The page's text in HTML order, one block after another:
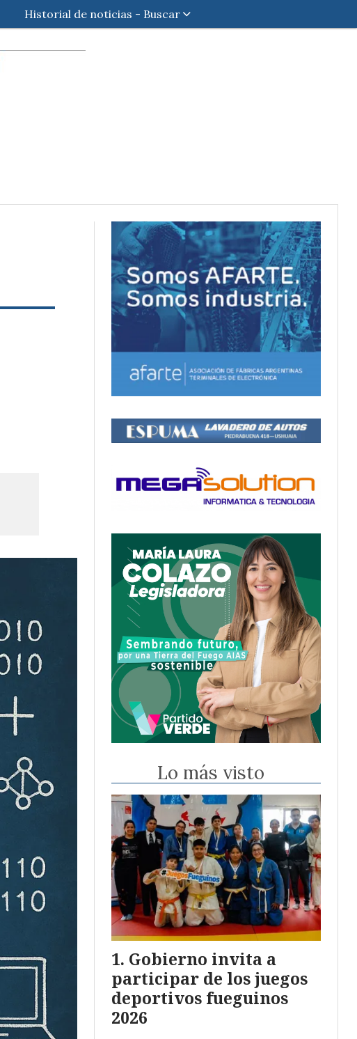
Historial de noticias - Buscar
Lo más visto
Gobierno invita a
participar de los juegos
deportivos fueguinos
2026